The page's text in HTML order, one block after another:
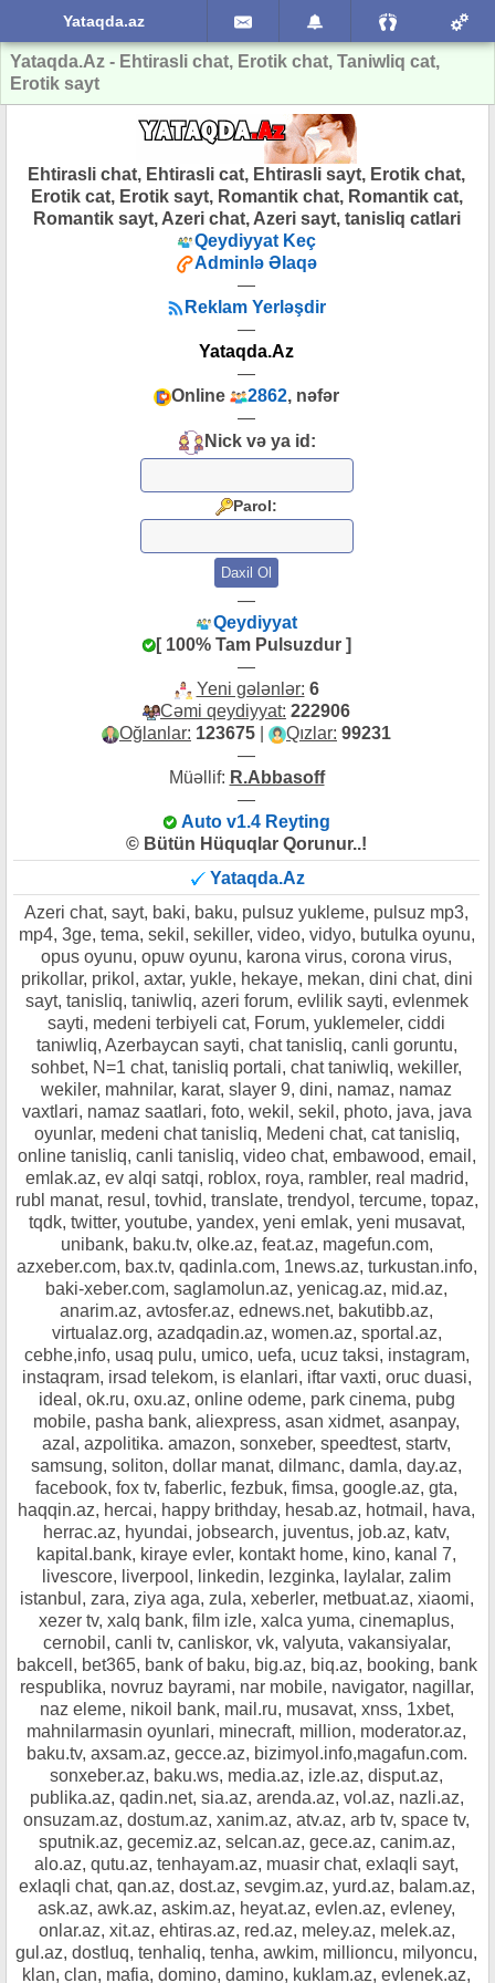
Yataqda.az
Yataqda.Az - Ehtirasli chat, Erotik chat, Taniwliq cat,
Erotik sayt
Ehtirasli chat, Ehtirasli cat, Ehtirasli sayt, Erotik chat,
Erotik cat, Erotik sayt, Romantik chat, Romantik cat,
Romantik sayt, Azeri chat, Azeri sayt, tanisliq catlari
Qeydiyyat Keç
Adminlə Əlaqə
—
Reklam Yerləşdir
—
Yataqda.Az
—
Online
2862, nəfər
—
Nick və ya id:
Parol:
—
Qeydiyyat
[ 100% Tam Pulsuzdur ]
—
Yeni gələnlər: 6
Cəmi qeydiyyat: 222906
Oğlanlar: 123675 Qızlar: 99231
—
Müəllif: R.Abbasoff
—
Auto v1.4 Reyting
© Bütün Hüquqlar Qorunur..!
Yataqda.Az
Azeri chat, sayt, baki, baku, pulsuz yukleme, pulsuz mp3,
mp4, 3ge, tema, sekil, sekiller, video, vidyo, butulka oyunu,
opus oyunu, opuw oyunu, karona virus, corona virus,
prikollar, prikol, axtar, yukle, hekaye, mekan, dini chat, dini
sayt, tanisliq, taniwliq, azeri forum, evlilik sayti, evlenmek
sayti, medeni terbiyeli cat, Forum, yuklemeler, ciddi
taniwliq, Azerbaycan sayti, chat tanisliq, canli goruntu,
sohbet, N=1 chat, tanisliq portali, chat taniwliq, wekiller,
wekiler, mahnilar, karat, slayer 9, dini, namaz, namaz
vaxtlari, namaz saatlari, foto, wekil, sekil, photo, java, java
oyunlar, medeni chat tanisliq, Medeni chat, cat tanisliq,
online tanisliq, canli tanisliq, video chat, embawood, email,
emlak.az, ev alqi satqi, roblox, roya, rambler, real madrid,
rubl manat, resul, tovhid, translate, trendyol, tercume, topaz,
tqdk, twitter, youtube, yandex, yeni emlak, yeni musavat,
unibank, baku.tv, olke.az, feat.az, magefun.com,
azxeber.com, bax.tv, qadinla.com, 1news.az, turkustan.info,
baki-xeber.com, saglamolun.az, yenicag.az, mid.az,
anarim.az, avtosfer.az, ednews.net, bakutibb.az,
virtualaz.org, azadqadin.az, women.az, sportal.az,
cebhe,info, usaq pulu, umico, uefa, ucuz taksi, instagram,
instaqram, irsad telekom, is elanlari, iftar vaxti, oruc duasi,
ideal, ok.ru, oxu.az, online odeme, park cinema, pubg
mobile, pasha bank, aliexpress, asan xidmet, asanpay,
azal, azpolitika. amazon, sonxeber, speedtest, startv,
samsung, soliton, dollar manat, dilmanc, damla, day.az,
facebook, fox tv, faberlic, fezbuk, fimsa, google.az, gta,
haqqin.az, hercai, happy brithday, hesab.az, hotmail, hava,
herrac.az, hyundai, jobsearch, juventus, job.az, katv,
kapital.bank, kiraye evler, kontakt home, kino, kanal 7,
livescore, liverpool, linkedin, lezginka, laylalar, zalim
istanbul, zara, ziya aga, zula, xeberler, metbuat.az, xiaomi,
xezer tv, xalq bank, film izle, xalca yuma, cinemaplus,
cernobil, canli tv, canliskor, vk, valyuta, vakansiyalar,
bakcell, bet365, bank of baku, big.az, biq.az, booking, bank
respublika, novruz bayrami, nar mobile, navigator, nagillar,
naz eleme, nikoil bank, mail.ru, musavat, xnss, 1xbet,
mahnilarmasin oyunlari, minecraft, million, moderator.az,
baku.tv, axsam.az, gecce.az, bizimyol.info,magafun.com.
sonxeber.az, baku.ws, media.az, izle.az, disput.az,
publika.az, qadin.net, sia.az, arenda.az, vol.az, nazli.az,
onsuzam.az, dostum.az, xanim.az, atv.az, arb tv, space tv,
sputnik.az, gecemiz.az, selcan.az, gece.az, canim.az,
alo.az, qutu.az, tenhayam.az, muasir chat, exlaqli sayt,
exlaqli chat, qan.az, dost.az, sevgim.az, yurd.az, balam.az,
ask.az, awk.az, askim.az, heyat.az, evlen.az, evleney,
onlar.az, xit.az, ehtiras.az, red.az, meley.az, melek.az,
gul.az, dostluq, tenhaliq, tenha, awkim, millioncu, milyoncu,
klan, clan, mafia, domino, damino, kuklam.az, evlenek.az,